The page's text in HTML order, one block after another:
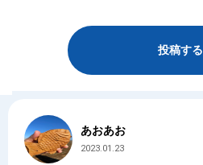
投稿する
あおあお
2023.01.23